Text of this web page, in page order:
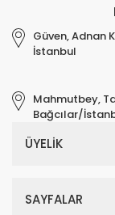
Güven, Adnan
İstanbul
Mahmutbey,
Bağcılar/
ÜYELİK
SAYFALAR